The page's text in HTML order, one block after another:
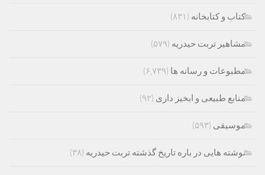
کتاب و کتابخانه (۸۳۱)
مشاهیر تربت حیدریه (۵۷۹)
مطبوعات و رسانه ها (۶,۷۳۹)
منابع طبیعی و ابخیز داری (۹۲)
موسیقی (۵۹۳)
نوشته هایی در باره تاریخ گذشته تربت حیدریه (۳۸)